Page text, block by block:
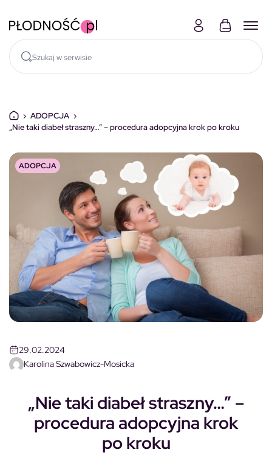
› ADOPCJA ›
„Nie taki diabeł straszny…” – procedura adopcyjna krok po kroku
ADOPCJA
29.02.2024
Karolina Szwabowicz-Mosicka
„Nie taki diabeł straszny…” –
procedura adopcyjna krok
po kroku